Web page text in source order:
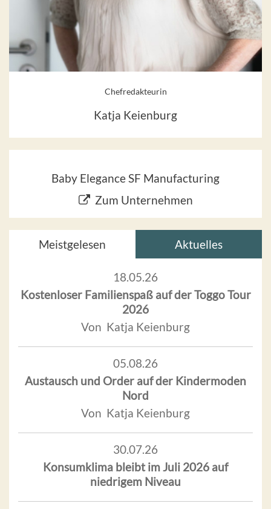
Chefredakteurin
Katja Keienburg
Baby Elegance SF Manufacturing
Zum Unternehmen
Meistgelesen Aktuelles
18.05.26
Kostenloser Familienspaß auf der Toggo Tour
2026
Von Katja Keienburg
05.08.26
Austausch und Order auf der Kindermoden
Nord
Von Katja Keienburg
30.07.26
Konsumklima bleibt im Juli 2026 auf
niedrigem Niveau